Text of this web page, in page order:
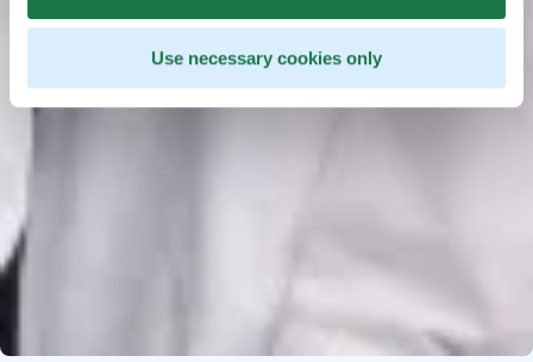
Use necessary cookies only